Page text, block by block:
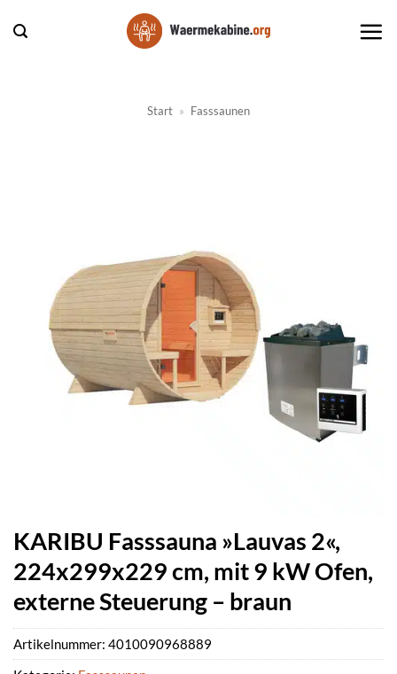
Inhalt
Start » Fasssaunen
KARIBU Fasssauna »Lauvas 2«,
224x299x229 cm, mit 9 kW Ofen,
externe Steuerung – braun
Artikelnummer: 4010090968889